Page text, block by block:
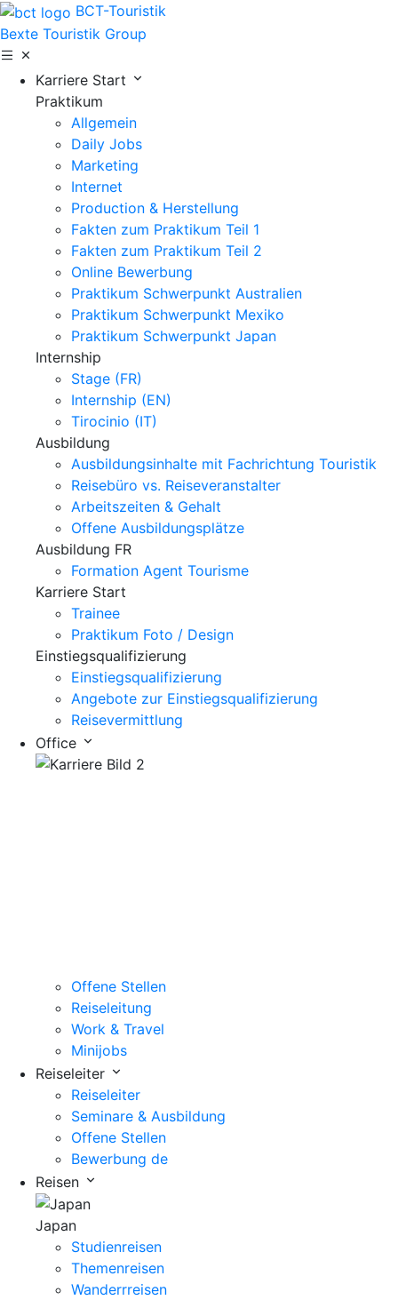
BCT-Touristik
Bexte Touristik Group
Karriere Start
Praktikum
Allgemein
Daily Jobs
Marketing
Internet
Production & Herstellung
Fakten zum Praktikum Teil 1
Fakten zum Praktikum Teil 2
Online Bewerbung
Praktikum Schwerpunkt Australien
Praktikum Schwerpunkt Mexiko
Praktikum Schwerpunkt Japan
Internship
Stage (FR)
Internship (EN)
Tirocinio (IT)
Ausbildung
Ausbildungsinhalte mit Fachrichtung Touristik
Reisebüro vs. Reiseveranstalter
Arbeitszeiten & Gehalt
Offene Ausbildungsplätze
Ausbildung FR
Formation Agent Tourisme
Karriere Start
Trainee
Praktikum Foto / Design
Einstiegsqualifizierung
Einstiegsqualifizierung
Angebote zur Einstiegsqualifizierung
Reisevermittlung
Office
Offene Stellen
Reiseleitung
Work & Travel
Minijobs
Reiseleiter
Reiseleiter
Seminare & Ausbildung
Offene Stellen
Bewerbung de
Reisen
Japan
Studienreisen
Themenreisen
Wanderrreisen